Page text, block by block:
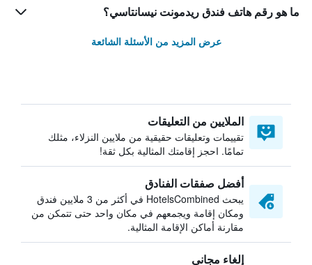
ما هو رقم هاتف فندق ريدمونت نيسانتاسي؟
عرض المزيد من الأسئلة الشائعة
الملايين من التعليقات
تقييمات وتعليقات حقيقية من ملايين النزلاء، مثلك
تمامًا. احجز إقامتك المثالية بكل ثقة!
أفضل صفقات الفنادق
يبحث HotelsCombined في أكثر من 3 ملايين فندق
ومكان إقامة ويجمعهم في مكان واحد حتى تتمكن من
مقارنة أماكن الإقامة المثالية.
إلغاء مجاني